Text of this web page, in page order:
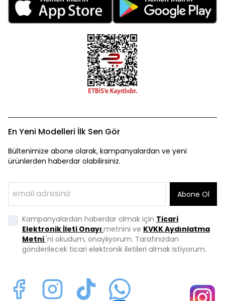
En Yeni Modelleri İlk Sen Gör
Bültenimize abone olarak, kampanyalardan ve yeni
ürünlerden haberdar olabilirsiniz.
Abone Ol
Kampanyalardan haberdar olmak için Ticari
Elektronik İleti Onayı metnini ve KVKK Aydınlatma
Metni'ni okudum, onaylıyorum. Tarafınızdan
gönderilecek ticari elektronik iletileri almak istiyorum.